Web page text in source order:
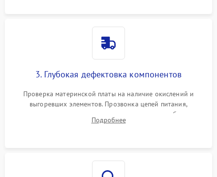
3. Глубокая дефектовка компонентов
Проверка материнской платы на наличие окислений и
выгоревших элементов. Прозвонка цепей питания,
тестирование приводных моторов колес и турбины
всасывания. Оценка состояния оптических и инфракрасных
Подробнее